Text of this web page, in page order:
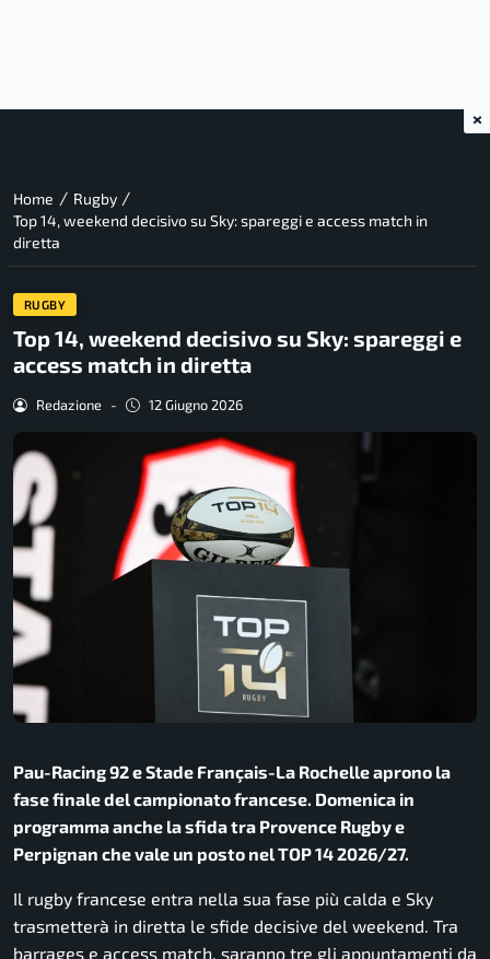
Home / Rugby /
Top 14, weekend decisivo su Sky: spareggi e access match in
diretta
RUGBY
Top 14, weekend decisivo su Sky: spareggi e
access match in diretta
Redazione - 12 Giugno 2026
Pau-Racing 92 e Stade Français-La Rochelle aprono la
fase finale del campionato francese. Domenica in
programma anche la sfida tra Provence Rugby e
Perpignan che vale un posto nel TOP 14 2026/27.
Il rugby francese entra nella sua fase più calda e Sky
trasmetterà in diretta le sfide decisive del weekend. Tra
barrages e access match, saranno tre gli appuntamenti da
×